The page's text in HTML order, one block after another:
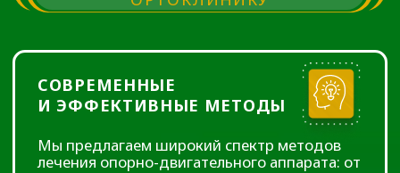
ОПЫТНЫЕ
В нашей клинике нет случайных людей. Все
специалистами, имеющими большой
практический опыт. Мы находимся в
постоянном поиске новых знаний и
непрерывном совершенствовании
Мы профессионалы, любящие свою
профессию, убедитесь в этом лично!